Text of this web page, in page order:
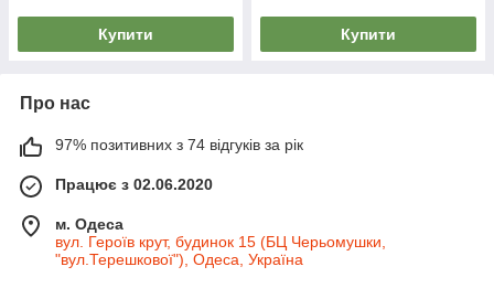
Купити Купити
Про нас
97% позитивних з 74 відгуків за рік
Працює з 02.06.2020
м. Одеса
вул. Героїв крут, будинок 15 (БЦ Черьомушки,
"вул.Терешкової"), Одеса, Україна